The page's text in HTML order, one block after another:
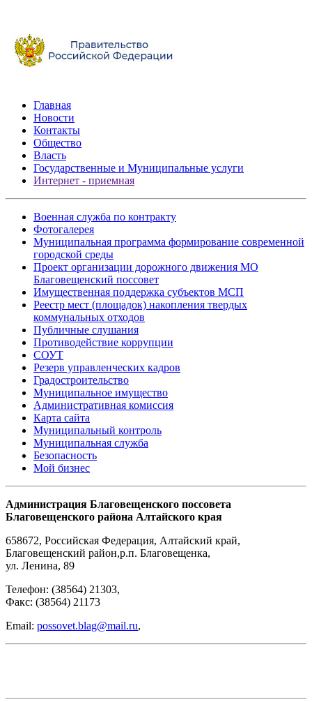
Главная
Новости
Контакты
Общество
Власть
Государственные и Муниципальные услуги
Интернет - приемная
Военная служба по контракту
Фотогалерея
Муниципальная программа формирование современной
городской среды
Проект организации дорожного движения МО
Благовещенский поссовет
Имущественная поддержка субъектов МСП
Реестр мест (площадок) накопления твердых
коммунальных отходов
Публичные слушания
Противодействие коррупции
СОУТ
Резерв управленческих кадров
Градостроительство
Муниципальное имущество
Административная комиссия
Карта сайта
Муниципальный контроль
Муниципальная служба
Безопасность
Мой бизнес
Администрация Благовещенского поссовета
Благовещенского района Алтайского края
658672, Российская Федерация, Алтайский край,
Благовещенский район,р.п. Благовещенка,
ул. Ленина, 89
Телефон: (38564) 21303,
Факс: (38564) 21173
Email: possovet.blag@mail.ru,